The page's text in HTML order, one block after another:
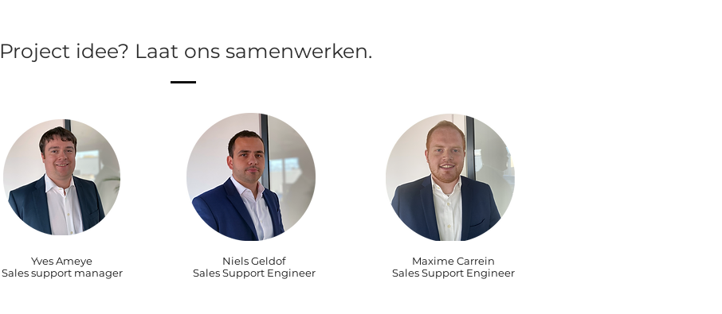
Project idee? Laat ons samenwerken.
Yves Ameye
Sales support manager
Niels Geldof
Sales Support Engineer
Maxime Carrein
Sales Support Engineer